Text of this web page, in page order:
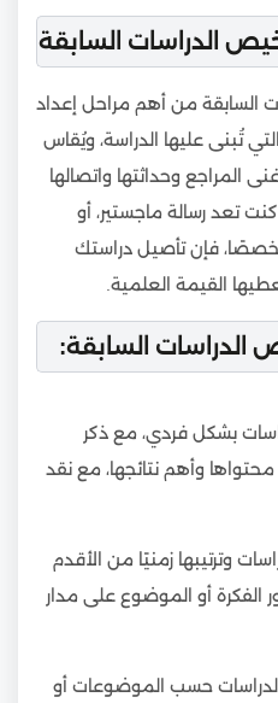
الدراسات السابقة
السابقة من أهم مراحل إعداد
تُبنى عليها الدراسة، ويُقاس
وحداثتها واتصالها
تعد رسالة ماجستير، أو
فإن تأصيل دراستك
القيمة العلمية.
السابقة:
بشكل فردي، مع ذكر
وأهم نتائجها، مع نقد
وترتيبها زمنيًا من الأقدم
الفكرة أو الموضوع على مدار
حسب الموضوعات أو